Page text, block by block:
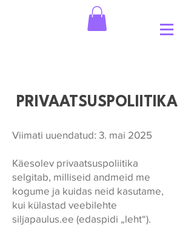
PRIVAATSUSPOLIITIKA
Viimati uuendatud: 3. mai 2025
Käesolev privaatsuspoliitika
selgitab, milliseid andmeid me
kogume ja kuidas neid kasutame,
kui külastad veebilehte
siljapaulus.ee (edaspidi „leht“).